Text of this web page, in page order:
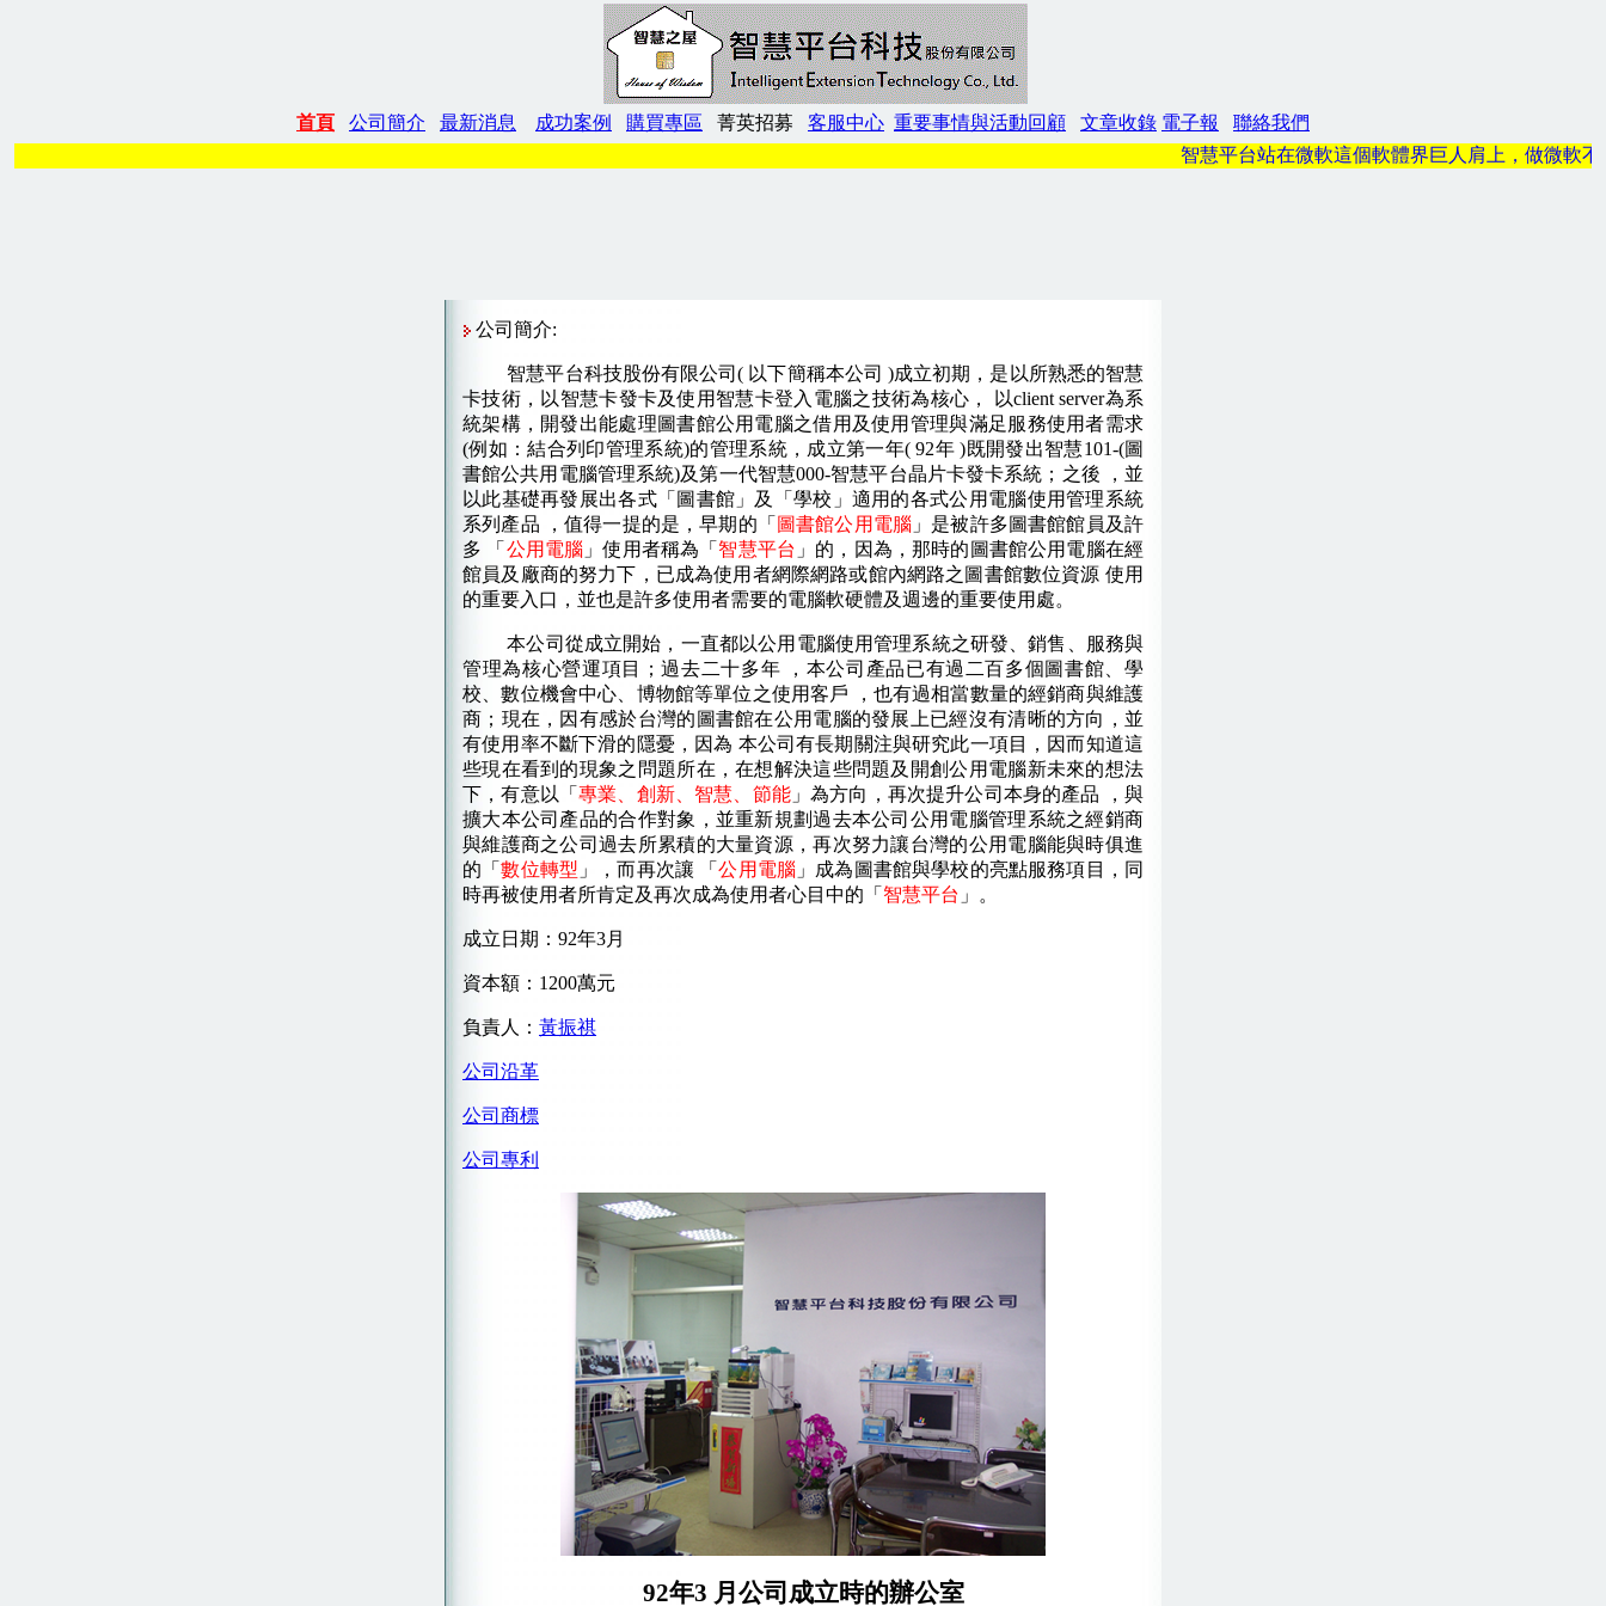
首頁 公司簡介 最新消息 成功案例 購買專區 菁英招募 客服中心 重要事情與活動回顧 文章收錄 電子報
聯絡我們
智慧平台站在微軟這個軟體界巨人肩上，做微軟不
公司簡介:
智慧平台科技股份有限公司( 以下簡稱本公司 )成立初期，是以所熟悉的智慧
卡技術，以智慧卡發卡及使用智慧卡登入電腦之技術為核心， 以client server為系
統架構，開發出能處理圖書館公用電腦之借用及使用管理與滿足服務使用者需求
(例如：結合列印管理系統)的管理系統，成立第一年( 92年 )既開發出智慧101-(圖
書館公共用電腦管理系統)及第一代智慧000-智慧平台晶片卡發卡系統；之後 ，並
以此基礎再發展出各式「圖書館」及「學校」適用的各式公用電腦使用管理系統
系列產品 ，值得一提的是，早期的「 圖書館公用電腦 」是被許多圖書館館員及許
多 「 公用電腦 」使用者稱為「 智慧平台 」的，因為，那時的圖書館公用電腦在經
館員及廠商的努力下，已成為使用者網際網路或館內網路之圖書館數位資源 使用
的重要入口，並也是許多使用者需要的電腦軟硬體及週邊的重要使用處。
本公司從成立開始，一直都以公用電腦使用管理系統之研發、銷售、服務與
管理為核心營運項目；過去二十多年 ，本公司產品已有過二百多個圖書館、學
校、數位機會中心、博物館等單位之使用客戶 ，也有過相當數量的經銷商與維護
商；現在，因有感於台灣的圖書館在公用電腦的發展上已經沒有清晰的方向，並
有使用率不斷下滑的隱憂，因為 本公司有長期關注與研究此一項目，因而知道這
些現在看到的現象之問題所在，在想解決這些問題及開創公用電腦新未來的想法
下，有意以「專業、創新、智慧、節能」為方向，再次提升公司本身的產品 ，與
擴大本公司產品的合作對象，並重新規劃過去本公司公用電腦管理系統之經銷商
與維護商之公司過去所累積的大量資源，再次努力讓台灣的公用電腦能與時俱進
的「數位轉型 」，而再次讓 「公用電腦 」成為圖書館與學校的亮點服務項目，同
時再被使用者所肯定及再次成為使用者心目中的「 智慧平台 」。
成立日期：92年3月
資本額：1200萬元
負責人： 黃振祺
公司沿革
公司商標
公司專利
92年3 月公司成立時的辦公室